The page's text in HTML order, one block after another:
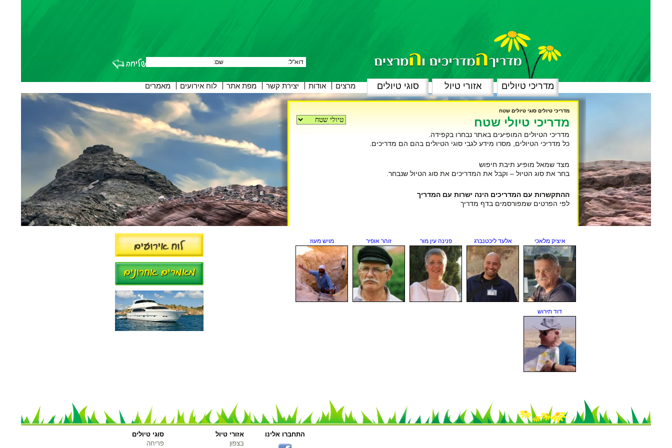
מדריכי טיולים אזורי טיול סוגי טיולים
Skip
to
content
מרצים אודות יצירת קשר מפת אתר לוח אירועים מאמרים
מדריכי טיולים סוגי טיולים שטח
מדריכי טיולי שטח
מדריכי הטיולים המופיעים באתר נבחרו בקפידה.
כל מדריכי הטיולים, מסרו מידע לגבי סוגי הטיולים בהם הם מדריכים.
מצד שמאל מופיע תיבת חיפוש
בחר את סוג הטיול – וקבל את המדריכים את סוג הטיול שנבחר.
ההתקשרות עם המדריכים הינה ישרות עם המדריך
לפי הפרטים שמפורסמים בדף מדריך
איציק מלאכי אלעד ליכטנברג פנינה עין מור זוהר אופיר מויש מעוז
דוד תירוש
התחברו אלינו
אזורי טיול
בצפון
סוגי טיולים
פריחה